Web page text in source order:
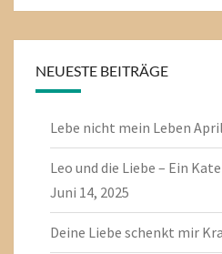
NEUESTE BEITRÄGE
Lebe nicht mein Leben
Leo und die Liebe – Ein
Juni 14, 2025
Deine Liebe schenkt mir